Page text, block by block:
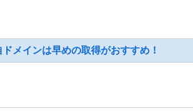
ドメインは早めの取得がおすすめ！